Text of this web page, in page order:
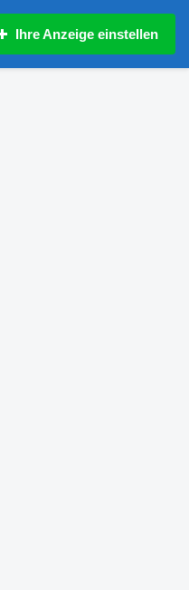
Ihre Anzeige einstellen